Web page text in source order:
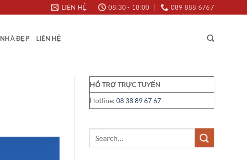
LIÊN HỆ 08:30 - 18:00 089 888 6767
NHÀ ĐẸP LIÊN HỆ
HỖ TRỢ TRỰC TUYẾN
Hotline: 08 38 89 67 67